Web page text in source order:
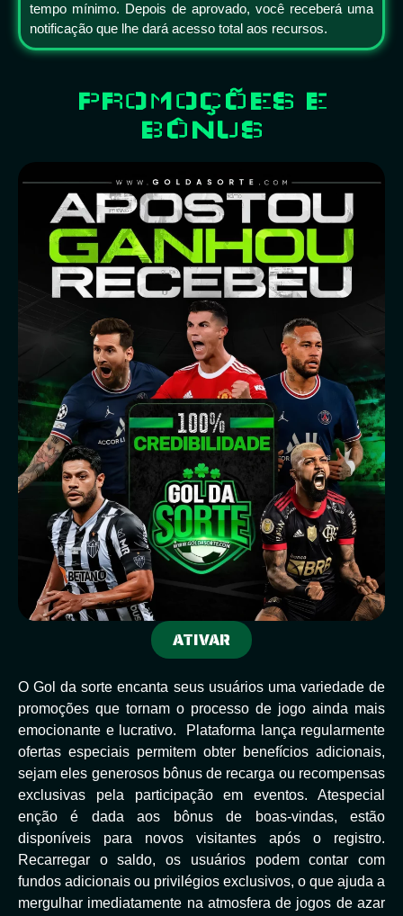
tempo mínimo. Depois de aprovado, você receberá uma
notificação que lhe dará acesso total aos recursos.
PROMOÇÕES E
BÔNUS
ATIVAR
O Gol da sorte encanta seus usuários uma variedade de
promoções que tornam o processo de jogo ainda mais
emocionante e lucrativo. Plataforma lança regularmente
ofertas especiais permitem obter benefícios adicionais,
sejam eles generosos bônus de recarga ou recompensas
exclusivas pela participação em eventos. Atespecial
enção é dada aos bônus de boas-vindas, estão
disponíveis para novos visitantes após o registro.
Recarregar o saldo, os usuários podem contar com
fundos adicionais ou privilégios exclusivos, o que ajuda a
mergulhar imediatamente na atmosfera de jogos de azar